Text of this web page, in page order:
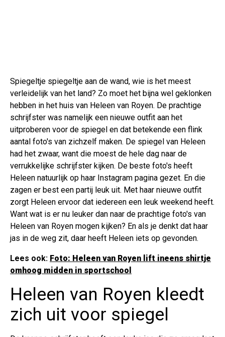
Spiegeltje spiegeltje aan de wand, wie is het meest
verleidelijk van het land? Zo moet het bijna wel geklonken
hebben in het huis van Heleen van Royen. De prachtige
schrijfster was namelijk een nieuwe outfit aan het
uitproberen voor de spiegel en dat betekende een flink
aantal foto's van zichzelf maken. De spiegel van Heleen
had het zwaar, want die moest de hele dag naar de
verrukkelijke schrijfster kijken. De beste foto's heeft
Heleen natuurlijk op haar Instagram pagina gezet. En die
zagen er best een partij leuk uit. Met haar nieuwe outfit
zorgt Heleen ervoor dat iedereen een leuk weekend heeft.
Want wat is er nu leuker dan naar de prachtige foto's van
Heleen van Royen mogen kijken? En als je denkt dat haar
jas in de weg zit, daar heeft Heleen iets op gevonden.
Lees ook: Foto: Heleen van Royen lift ineens shirtje
omhoog midden in sportschool
Heleen van Royen kleedt
zich uit voor spiegel